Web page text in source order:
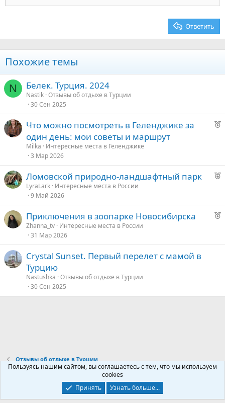
22
Times New Roman
Ответить
Похожие темы
N Белек. Турция. 2024
Nastik Отзывы об отдыхе в Турции
30 Сен 2025
Р
е
у
Что можно посмотреть в Геленджике за
один день: мои советы и маршрут
Milka
Интересные места в Геленджике
3 Мар 2026
Р
о
Ломовской природно-ландшафтный парк
LyraLark Интересные места в России
9 Май 2026
Р
о
у
Приключения в зоопарке Новосибирска
Zhanna_tv Интересные места в России
31 Мар 2026
Crystal Sunset. Первый перелет с мамой в
Турцию
Nastushka Отзывы об отдыхе в Турции
30 Сен 2025
Отзывы об отдыхе в Турции
Условия и правила
Политика конфиденциальности
Главная
R
Пользуясь нашим сайтом, вы соглашаетесь с тем, что мы используем
cookies
Принять
Узнать больше...